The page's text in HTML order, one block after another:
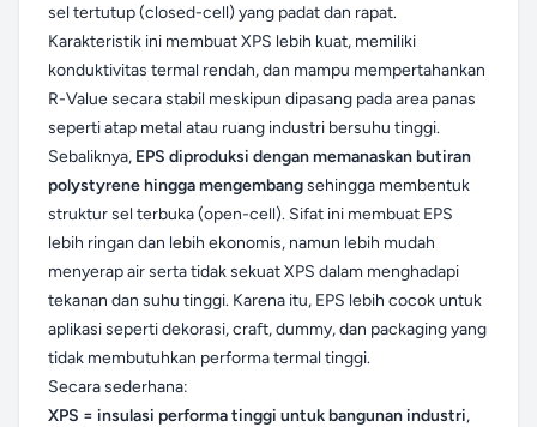
sel tertutup (closed-cell) yang padat dan rapat.
Karakteristik ini membuat XPS lebih kuat, memiliki
konduktivitas termal rendah, dan mampu mempertahankan
R-Value secara stabil meskipun dipasang pada area panas
seperti atap metal atau ruang industri bersuhu tinggi.
Sebaliknya, EPS diproduksi dengan memanaskan butiran
polystyrene hingga mengembangsehingga membentuk
struktur sel terbuka (open-cell). Sifat ini membuat EPS
lebih ringan dan lebih ekonomis, namun lebih mudah
menyerap air serta tidak sekuat XPS dalam menghadapi
tekanan dan suhu tinggi. Karena itu, EPS lebih cocok untuk
aplikasi seperti dekorasi, craft, dummy, dan packaging yang
tidak membutuhkan performa termal tinggi.
Secara sederhana:
XPS = insulasi performa tinggi untuk bangunan industri,